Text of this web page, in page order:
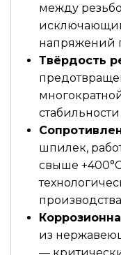
между
напряжений
Твёрдость
шпилек,
свыше
производства
из
—